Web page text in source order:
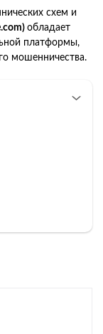
схем и
обладает
платформы,
мошенничества.